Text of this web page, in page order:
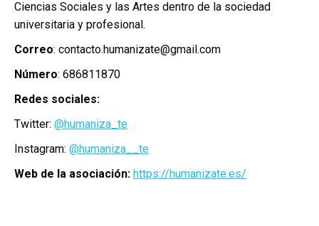
Ciencias Sociales y las Artes dentro de la sociedad
universitaria y profesional.
Correo: contacto.humanizate@gmail.com
Número: 686811870
Redes sociales:
Twitter: @humaniza_te
Instagram: @humaniza__te
Web de la asociación: https://humanizate.es/